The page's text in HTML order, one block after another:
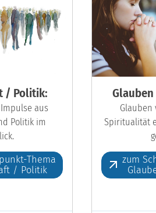
/ Politik:
aus
Politik im
Thema
/ Politik
Glauben
Spiritualität
zum